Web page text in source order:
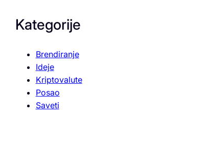
Kategorije
Brendiranje
Ideje
Kriptovalute
Posao
Saveti